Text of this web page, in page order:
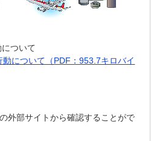
ついて
について（PDF：953.7キロバイ
外部サイトから確認することがで